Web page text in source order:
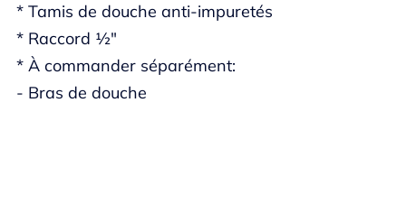
* Tamis de douche anti-impuretés
* Raccord ½"
* À commander séparément:
- Bras de douche